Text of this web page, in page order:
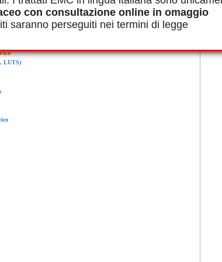
con consultazione online in omaggio
saranno perseguiti nei termini di legge
pelvico
LUTS)